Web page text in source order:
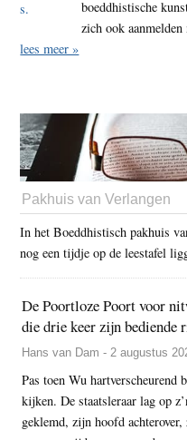
boeddhistische
zich ook
lees meer »
Pakhuis van Verlangen
In het Boeddhistisch pakhuis
nog een tijdje op de leestafel
De Poortloze Poort voor
die drie keer zijn bediende
Hans van Dam - 2 augustus
Pas toen Wu hartverscheurend
kijken. De staatsleraar lag op
geklemd, zijn hoofd